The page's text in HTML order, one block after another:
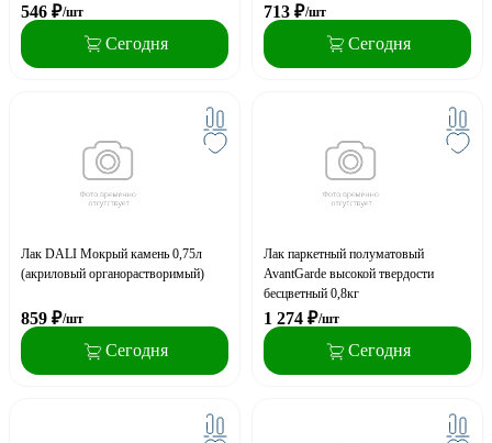
546 ₽/шт
Сегодня
713 ₽/шт
Сегодня
Лак DALI Мокрый камень 0,75л
(акриловый органорастворимый)
859 ₽/шт
Сегодня
Лак паркетный полуматовый
AvantGarde высокой твердости
бесцветный 0,8кг
1 274 ₽/шт
Сегодня